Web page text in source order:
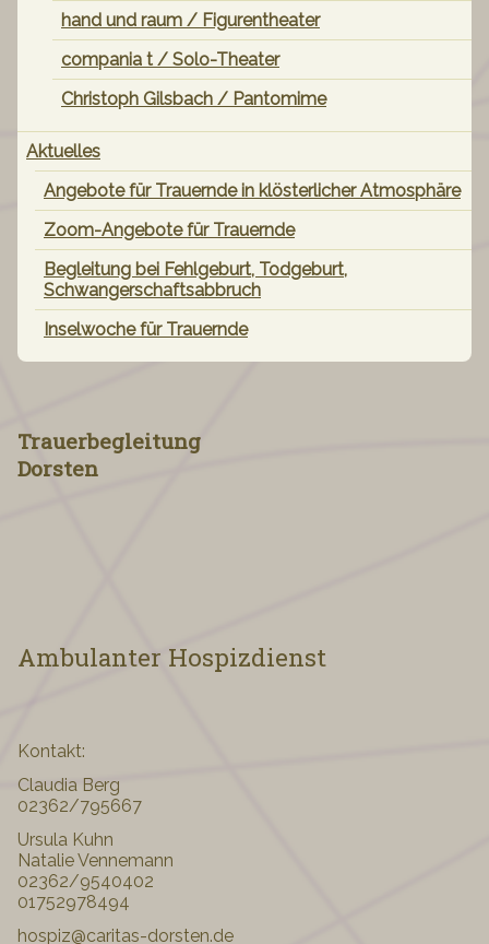
hand und raum / Figurentheater
compania t / Solo-Theater
Christoph Gilsbach / Pantomime
Aktuelles
Angebote für Trauernde in klösterlicher Atmosphäre
Zoom-Angebote für Trauernde
Begleitung bei Fehlgeburt, Todgeburt,
Schwangerschaftsabbruch
Inselwoche für Trauernde
Trauerbegleitung
Dorsten
Ambulanter Hospizdienst
Kontakt:
Claudia Berg
02362/795667
Ursula Kuhn
Natalie Vennemann
02362/9540402
01752978494
hospiz@caritas-dorsten.de